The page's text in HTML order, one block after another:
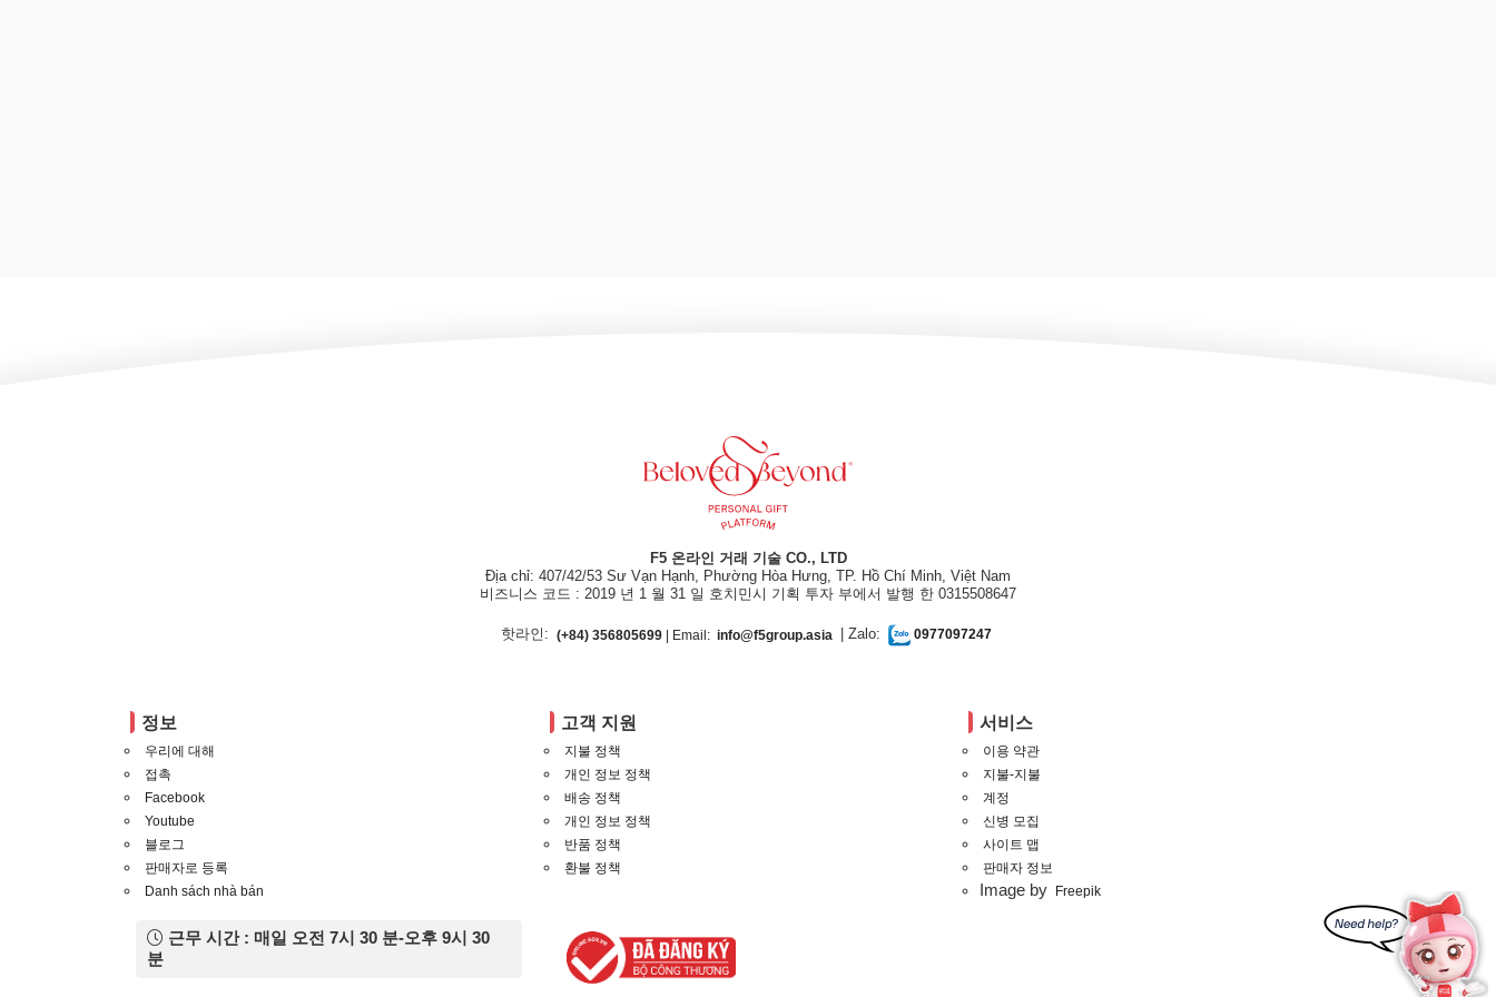
F5 온라인 거래 기술 CO., LTD
Địa chỉ: 407/42/53 Sư Vạn Hạnh, Phường Hòa Hưng, TP. Hồ Chí Minh, Việt Nam
비즈니스 코드 : 2019 년 1 월 31 일 호치민시 기획 투자 부에서 발행 한 0315508647
핫라인: (+84) 356805699 | Email: info@f5group.asia | Zalo: 0977097247
정보
우리에 대해
접촉
Facebook
Youtube
블로그
판매자로 등록
Danh sách nhà bán
고객 지원
지불 정책
개인 정보 정책
배송 정책
개인 정보 정책
반품 정책
환불 정책
서비스
이용 약관
지불-지불
계정
신병 모집
사이트 맵
판매자 정보
Image by Freepik
근무 시간 : 매일 오전 7시 30 분-오후 9시 30
분